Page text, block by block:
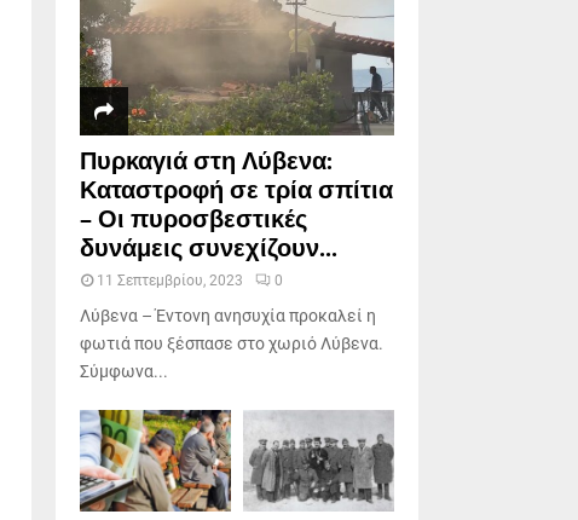
Πυρκαγιά στη Λύβενα:
Καταστροφή σε τρία σπίτια
– Οι πυροσβεστικές
δυνάμεις συνεχίζουν...
11 Σεπτεμβρίου, 2023 0
Λύβενα – Έντονη ανησυχία προκαλεί η
φωτιά που ξέσπασε στο χωριό Λύβενα.
Σύμφωνα...